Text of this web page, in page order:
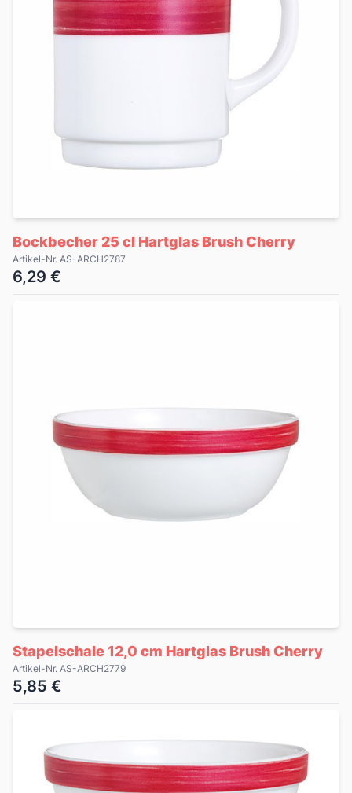
Bockbecher 25 cl Hartglas Brush Cherry
Artikel-Nr. AS-ARCH2787
6,29 €
Stapelschale 12,0 cm Hartglas Brush Cherry
Artikel-Nr. AS-ARCH2779
5,85 €